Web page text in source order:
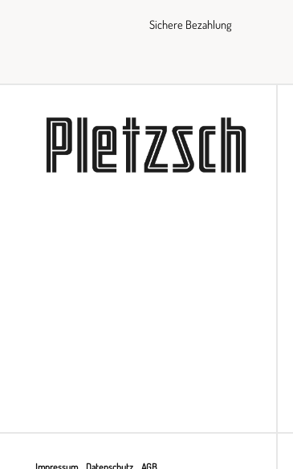
Sichere Bezahlung